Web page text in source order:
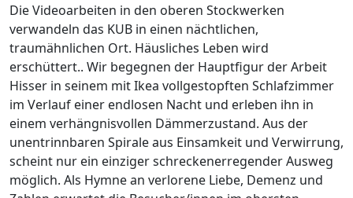
Die Videoarbeiten in den oberen Stockwerken
verwandeln das KUB in einen nächtlichen,
traumähnlichen Ort. Häusliches Leben wird
erschüttert.. Wir begegnen der Hauptfigur der Arbeit
Hisser in seinem mit Ikea vollgestopften Schlafzimmer
im Verlauf einer endlosen Nacht und erleben ihn in
einem verhängnisvollen Dämmerzustand. Aus der
unentrinnbaren Spirale aus Einsamkeit und Verwirrung,
scheint nur ein einziger schreckenerregender Ausweg
möglich. Als Hymne an verlorene Liebe, Demenz und